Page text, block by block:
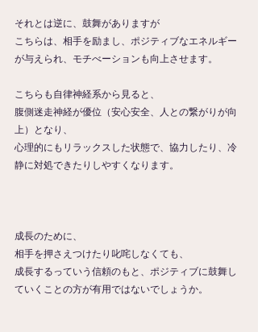
それとは逆に、鼓舞がありますが
こちらは、相手を励まし、ポジティブなエネルギー
が与えられ、モチべーションも向上させます。
こちらも自律神経系から見ると、
腹側迷走神経が優位（安心安全、人との繋がりが向
上）となり、
心理的にもリラックスした状態で、協力したり、冷
静に対処できたりしやすくなります。
成長のために、
相手を押さえつけたり叱咤しなくても、
成長するっていう信頼のもと、ポジティブに鼓舞し
ていくことの方が有用ではないでしょうか。